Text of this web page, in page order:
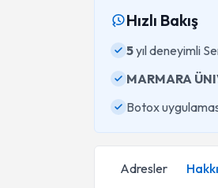
Hızlı Bakış
5yıl deneyimli
MARMARA
Botox
Adresler